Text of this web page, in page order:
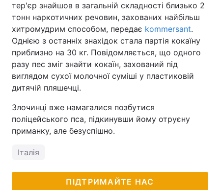
тер'єр знайшов в загальній складності близько 2
тонн наркотичних речовин, захованих найбільш
хитромудрим способом, передає kommersant.
Однією з останніх знахідок стала партія кокаїну
приблизно на 30 кг. Повідомляється, що одного
разу пес зміг знайти кокаїн, захований під
виглядом сухої молочної суміші у пластиковій
дитячій пляшечці.
Злочинці вже намагалися позбутися
поліцейського пса, підкинувши йому отруєну
приманку, але безуспішно.
Італія
ПІДТРИМАЙТЕ НАС